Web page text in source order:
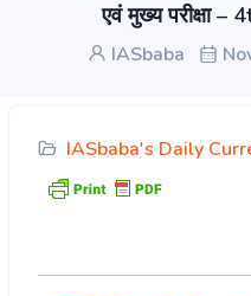
एवं मुख्य परीक्षा
IASbaba
IASbaba's Daily